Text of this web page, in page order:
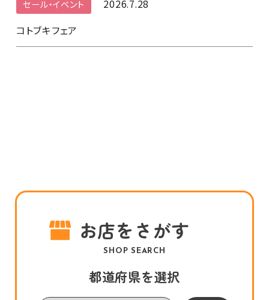
セール・イベント
2026.7.28
コトブキフェア
お店をさがす
SHOP SEARCH
都道府県を選択